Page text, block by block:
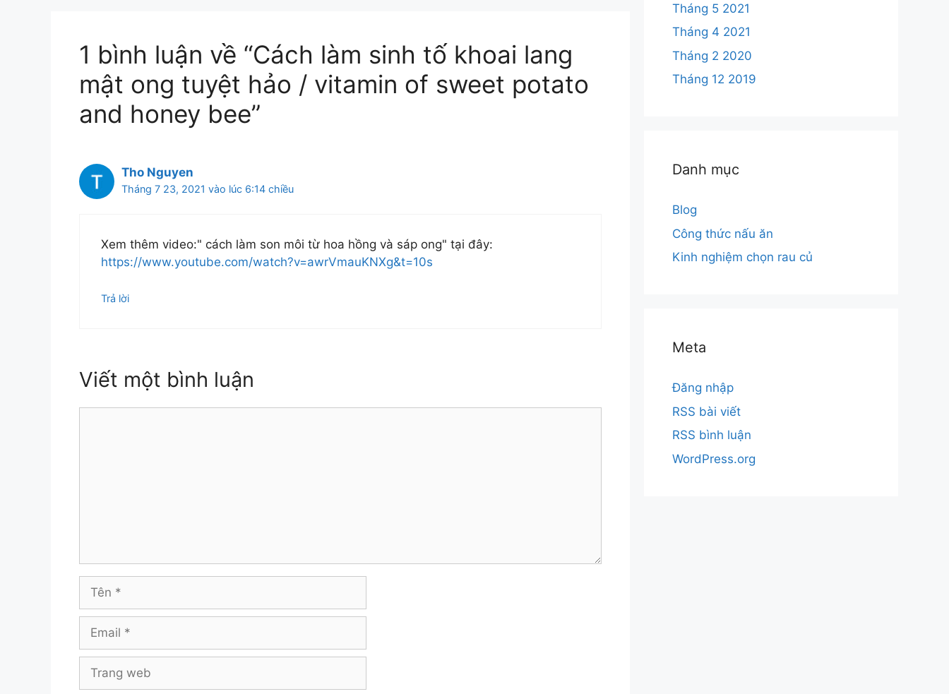
1 bình luận về “Cách làm sinh tố khoai lang
mật ong tuyệt hảo / vitamin of sweet potato
and honey bee”
Tho Nguyen
Tháng 7 23, 2021 vào lúc 6:14 chiều
Xem thêm video:" cách làm son môi từ hoa hồng và sáp ong" tại đây:
https://www.youtube.com/watch?v=awrVmauKNXg&t=10s
Trả lời
Viết một bình luận
Tên
Email
Trang
Tháng 5 2021
Tháng 4 2021
Tháng 2 2020
Tháng 12 2019
Danh mục
Blog
Công thức nấu ăn
Kinh nghiệm chọn rau củ
Meta
Đăng nhập
RSS bài viết
RSS bình luận
WordPress.org